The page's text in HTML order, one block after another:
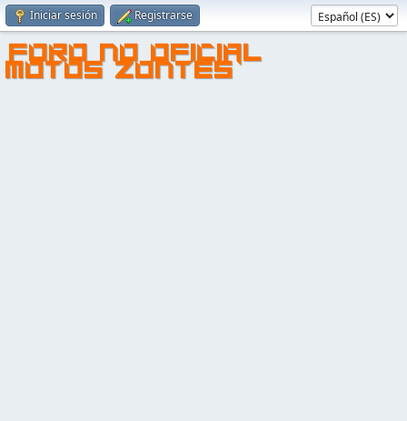
Iniciar sesión Registrarse
FORO NO OFICIAL
MOTOS ZONTES